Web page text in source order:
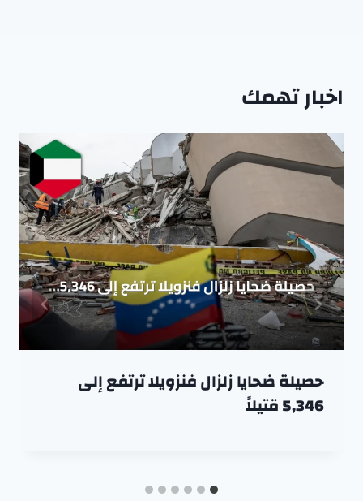
اخبار تهمك
حصيلة ضحايا زلزال فنزويلا ترتفع إلى
5,346 قتيلاً